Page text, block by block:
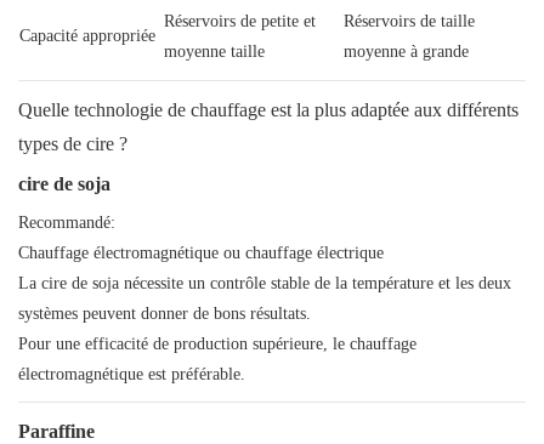
Capacité appropriée
Réservoirs de petite et
moyenne taille
Réservoirs de taille
moyenne à grande
Quelle technologie de chauffage est la plus adaptée aux différents
types de cire ?
cire de soja
Recommandé:
Chauffage électromagnétique ou chauffage électrique
La cire de soja nécessite un contrôle stable de la température et les deux
systèmes peuvent donner de bons résultats.
Pour une efficacité de production supérieure, le chauffage
électromagnétique est préférable.
Paraffine